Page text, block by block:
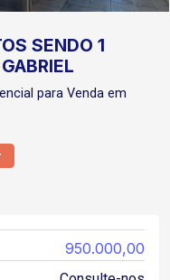
SENDO 1
para Venda em
950.000,00